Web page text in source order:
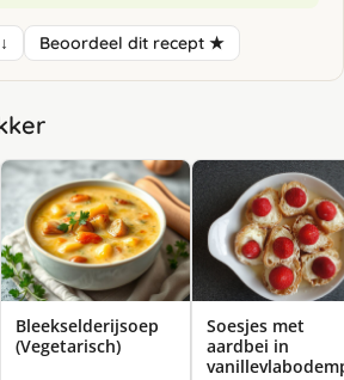
Beoordeel dit recept ★
Bleekselderijsoep
(Vegetarisch)
Soesjes met
aardbei in